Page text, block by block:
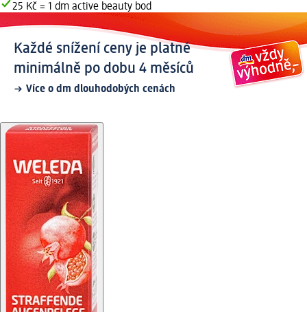
25 Kč = 1 dm active beauty bod
Každé snížení ceny je platné
minimálně po dobu 4 měsíců
Více o dm dlouhodobých cenách